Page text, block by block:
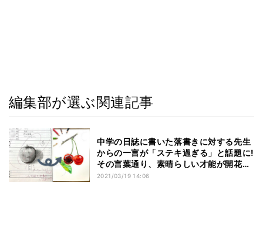
編集部が選ぶ関連記事
中学の日誌に書いた落書きに対する先生
からの一言が「ステキ過ぎる」と話題に!
その言葉通り、素晴らしい才能が開花し
ていた - 現在の画力にも称賛の声
2021/03/19 14:06